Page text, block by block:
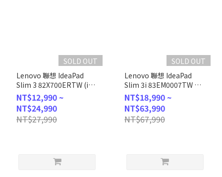
SOLD OUT
Lenovo 聯想 IdeaPad
Slim 3 82X700ERTW (i3-
1315U/8GB/512G
Pcle/W11/FHD/15.6) 客製
化文書筆電
NT$12,990 ~
NT$24,990
NT$27,990
SOLD OUT
Lenovo 聯想 IdeaPad
Slim 3i 83EM0007TW 深
藍 (i5-13420H/16G/512G
PCIe/W11/FHD/15.6) 客製
化商務筆電
NT$18,990 ~
NT$63,990
NT$67,990